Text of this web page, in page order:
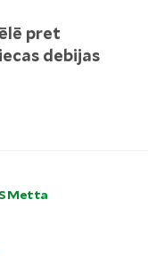
pret
debijas
Metta